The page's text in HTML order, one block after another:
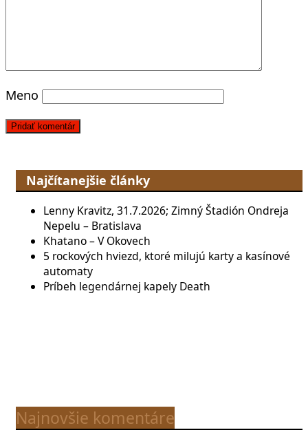
Meno
Najčítanejšie články
Lenny Kravitz, 31.7.2026; Zimný Štadión Ondreja
Nepelu – Bratislava
Khatano – V Okovech
5 rockových hviezd, ktoré milujú karty a kasínové
automaty
Príbeh legendárnej kapely Death
Najnovšie komentáre